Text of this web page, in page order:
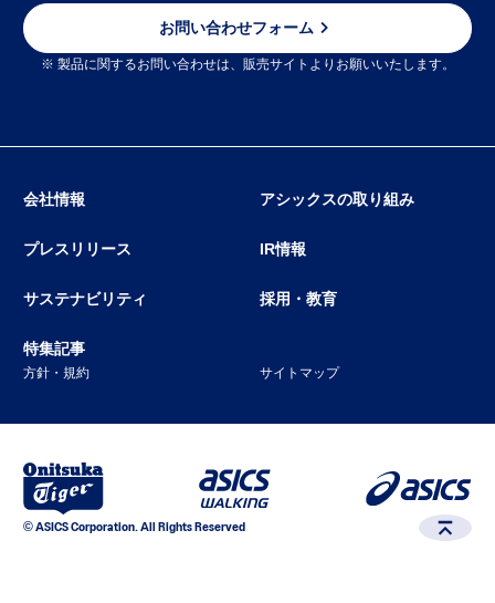
お問い合わせフォーム
※ 製品に関するお問い合わせは、販売サイトよりお願いいたします。
会社情報 アシックスの取り組み
プレスリリース IR情報
サステナビリティ 採用・教育
特集記事
方針・規約 サイトマップ
© ASICS Corporation. All Rights Reserved